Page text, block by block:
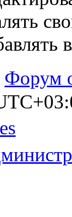
Форум